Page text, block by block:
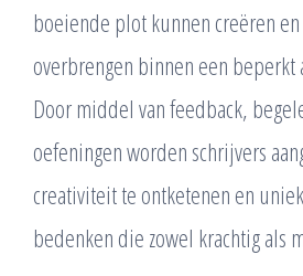
boeiende plot kunnen creëren
overbrengen binnen een beperkt
Door middel van feedback,
oefeningen worden schrijvers
creativiteit te ontketenen en
bedenken die zowel krachtig als